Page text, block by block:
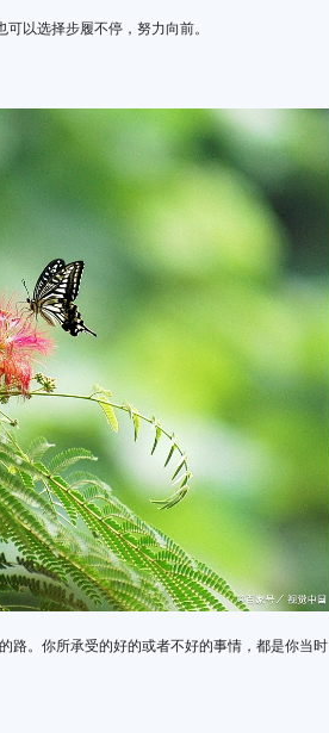
以选择步履不停，努力向前。
路。你所承受的好的或者不好的事情，都是你当时